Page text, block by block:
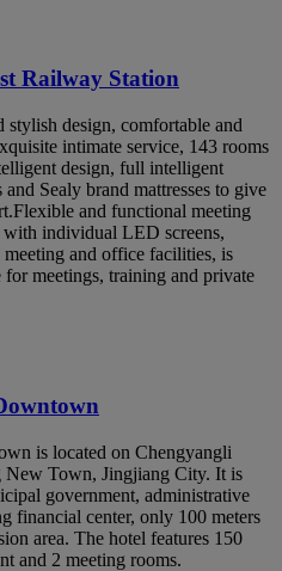
Railway Station
stylish design, comfortable and
intimate service, 143 rooms
design, full intelligent
Sealy brand mattresses to give
and functional meeting
with individual LED screens,
and office facilities, is
meetings, training and private
is located on Chengyangli
New Town, Jingjiang City. It is
government, administrative
financial center, only 100 meters
area. The hotel features 150
and 2 meeting rooms.